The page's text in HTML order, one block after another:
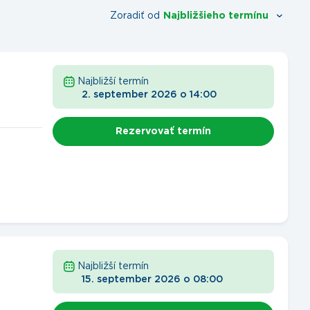
Zoradiť od Najbližšieho termínu
Najbližší termín
2. september 2026 o 14:00
Rezervovať termín
Najbližší termín
15. september 2026 o 08:00